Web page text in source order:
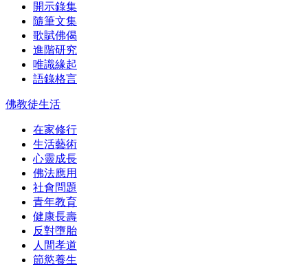
開示錄集
隨筆文集
歌賦佛偈
進階研究
唯識緣起
語錄格言
佛教徒生活
在家修行
生活藝術
心靈成長
佛法應用
社會問題
青年教育
健康長壽
反對墮胎
人間孝道
節慾養生